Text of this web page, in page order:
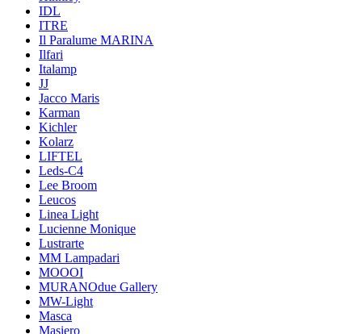
IDL
ITRE
Il Paralume MARINA
Ilfari
Italamp
JJ
Jacco Maris
Karman
Kichler
Kolarz
LIFTEL
Leds-C4
Lee Broom
Leucos
Linea Light
Lucienne Monique
Lustrarte
MM Lampadari
MOOOI
MURANOdue Gallery
MW-Light
Masca
Masiero